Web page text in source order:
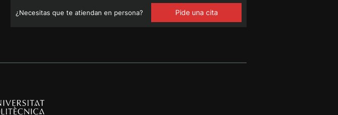
¿Necesitas que te atiendan en persona? Pide una cita